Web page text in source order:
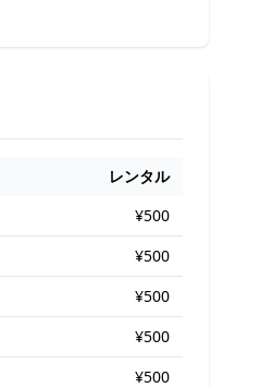
レンタル
¥500
¥500
¥500
¥500
¥500